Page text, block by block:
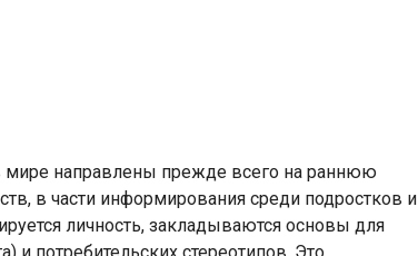
мире направлены прежде всего на раннюю
в части информирования среди подростков и
личность, закладываются основы для